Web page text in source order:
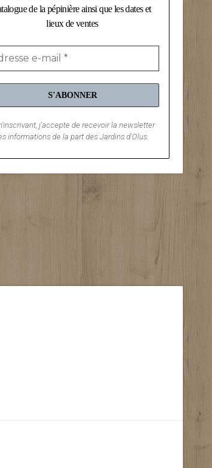
de la pépinière ainsi que les dates et
lieux de ventes
j'accepte de recevoir la newsletter
informations de la part des Jardins d'Olus.